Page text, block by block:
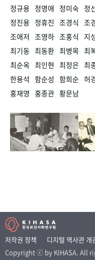
정규용 정명애 정미숙 정
정진용 정휴진 조경식 조
조애저 조영하 조홍식 지
최기동 최동환 최병목 최
최순옥 최인현 최정은 최
한용석 함순성 함희순 허
홍재영 홍종관 황문남
저작권 정책 디지털 역사관 개
Copyright ⓒ by KIHASA. All